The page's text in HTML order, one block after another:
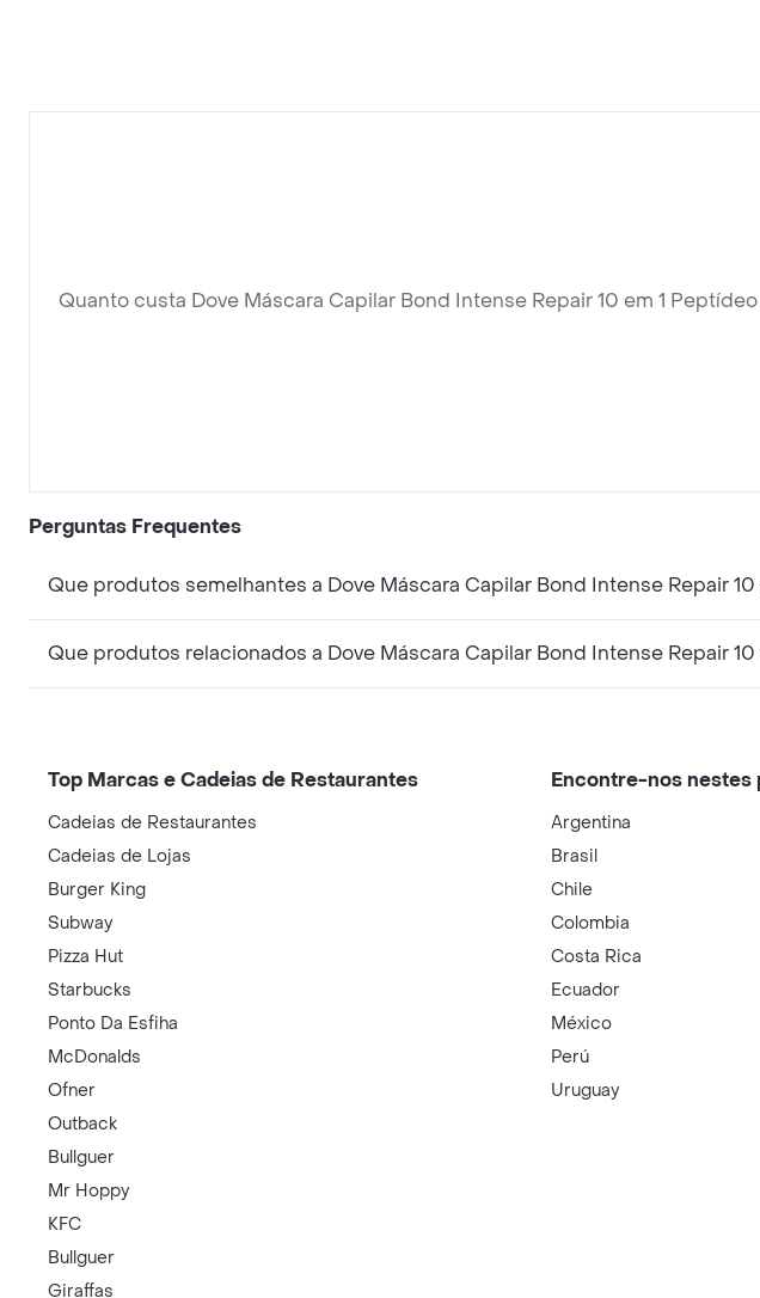
Quanto custa Dove Máscara Capilar Bond Intense Repair 10 em 1
Perguntas Frequentes
Que produtos semelhantes a Dove Máscara Capilar Bond Intense Repair
Que produtos relacionados a Dove Máscara Capilar Bond Intense Repair
Top Marcas e Cadeias de Restaurantes
Cadeias de Restaurantes
Cadeias de Lojas
Burger King
Subway
Pizza Hut
Starbucks
Ponto Da Esfiha
McDonalds
Ofner
Outback
Bullguer
Mr Hoppy
KFC
Bullguer
Giraffas
Encontre-nos nestes
Argentina
Brasil
Chile
Colombia
Costa Rica
Ecuador
México
Perú
Uruguay